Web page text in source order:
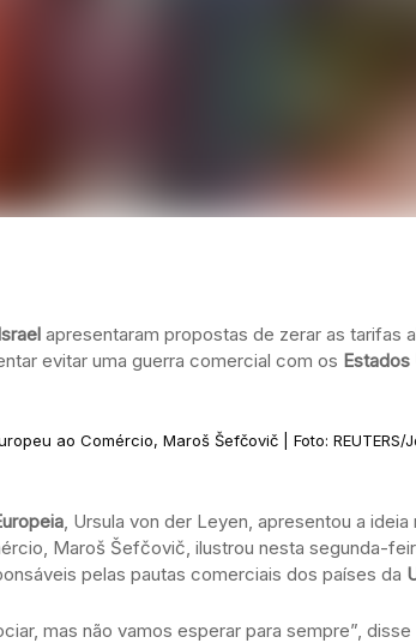
apresentaram propostas de zerar as tarifas
evitar uma guerra comercial com os Estados
ao Comércio, Maroš Šefčovič | Foto: REUTERS/
, Ursula von der Leyen, apresentou a
Maroš Šefčovič, ilustrou nesta segunda-
pelas pautas comerciais dos países da
mas não vamos esperar para sempre”,